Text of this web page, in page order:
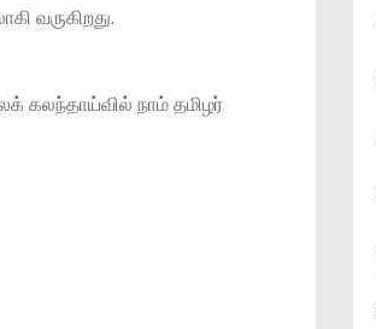
வருகிறது.
கலந்தாய்வில் நாம் தமிழர்